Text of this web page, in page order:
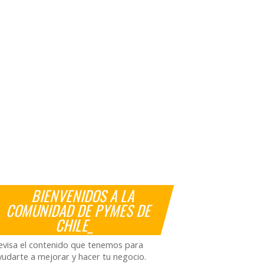
BIENVENIDOS A LA
COMUNIDAD DE PYMES DE
CHILE_
el contenido que tenemos para
a mejorar y hacer tu negocio.